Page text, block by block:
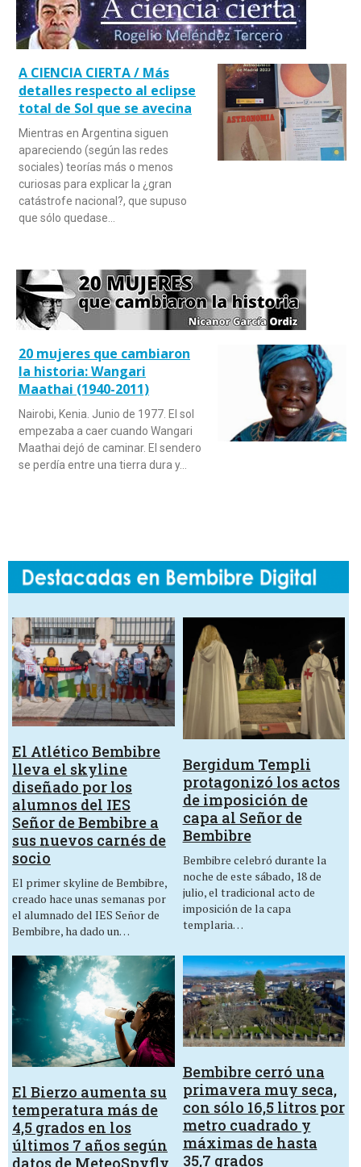
A CIENCIA CIERTA / Más
detalles respecto al eclipse
total de Sol que se avecina
Mientras en Argentina siguen
apareciendo (según las redes
sociales) teorías más o menos
curiosas para explicar la ¿gran
catástrofe nacional?, que supuso
que sólo quedase…
20 mujeres que cambiaron
la historia: Wangari
Maathai (1940-2011)
Nairobi, Kenia. Junio de 1977. El sol
empezaba a caer cuando Wangari
Maathai dejó de caminar. El sendero
se perdía entre una tierra dura y…
El Atlético Bembibre
lleva el skyline
diseñado por los
alumnos del IES
Señor de Bembibre a
sus nuevos carnés de
socio
El primer skyline de Bembibre,
creado hace unas semanas por
el alumnado del IES Señor de
Bembibre, ha dado un…
Bergidum Templi
protagonizó los actos
de imposición de
capa al Señor de
Bembibre
Bembibre celebró durante la
noche de este sábado, 18 de
julio, el tradicional acto de
imposición de la capa
templaria…
El Bierzo aumenta su
temperatura más de
4,5 grados en los
últimos 7 años según
datos de MeteoSpyfly
Bembibre cerró una
primavera muy seca,
con sólo 16,5 litros por
metro cuadrado y
máximas de hasta
35,7 grados